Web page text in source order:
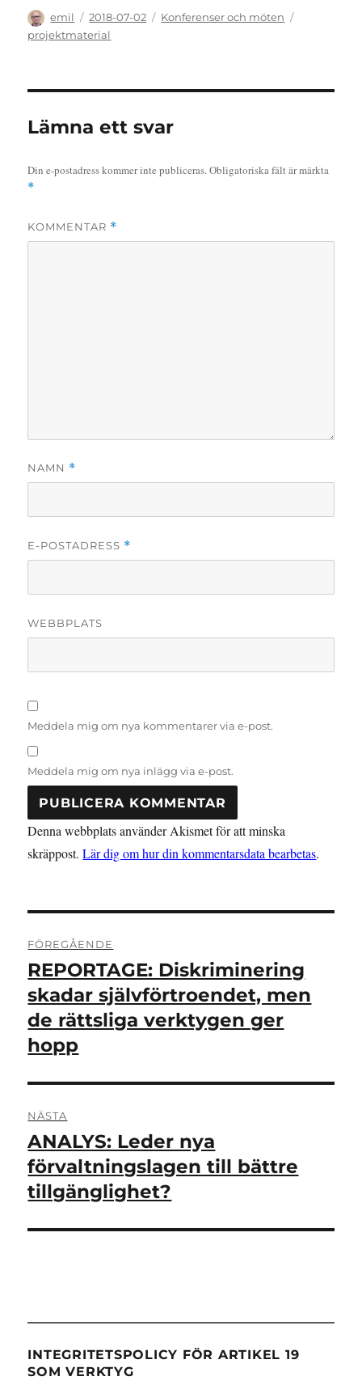
Författare
emil
Publicerat
den
2018-07-02 Kategorier
Konferenser och möten
projektmaterial
Lämna ett svar
Din e-postadress kommer inte publiceras.Obligatoriska fält är märkta
*
KOMMENTAR *
NAMN *
E-POSTADRESS *
WEBBPLATS
Meddela mig om nya kommentarer via e-post.
Meddela mig om nya inlägg via e-post.
Denna webbplats använder Akismet för att minska
skräppost.Lär dig om hur din kommentarsdata bearbetas.
FÖREGÅENDE
Föregående
inlägg:
REPORTAGE: Diskriminering
skadar självförtroendet, men
de rättsliga verktygen ger
hopp
NÄSTA
Nästa
inlägg:
ANALYS: Leder nya
förvaltningslagen till bättre
tillgänglighet?
INTEGRITETSPOLICY FÖR ARTIKEL 19
SOM VERKTYG